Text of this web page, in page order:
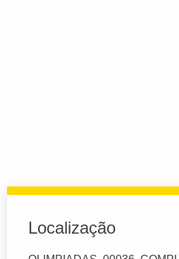
Localização